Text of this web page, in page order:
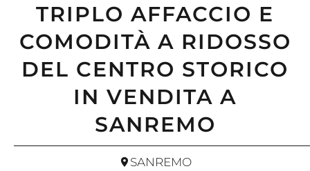
TRIPLO AFFACCIO E
COMODITÀ A RIDOSSO
DEL CENTRO STORICO
IN VENDITA A
SANREMO
SANREMO